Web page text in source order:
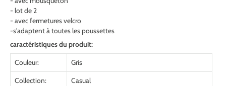
- lot de 2
- avec fermetures velcro
-s'adaptent à toutes les poussettes
caractéristiques du produit:
Couleur: Gris
Collection: Casual